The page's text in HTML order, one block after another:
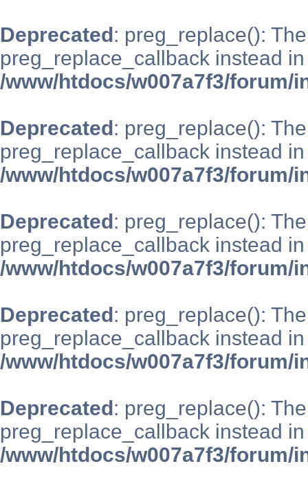
Deprecated: preg_replace():
preg_replace_callback instead in
/www/htdocs/w007a7f3/forum/
Deprecated: preg_replace():
preg_replace_callback instead in
/www/htdocs/w007a7f3/forum/
Deprecated: preg_replace():
preg_replace_callback instead in
/www/htdocs/w007a7f3/forum/
Deprecated: preg_replace():
preg_replace_callback instead in
/www/htdocs/w007a7f3/forum/
Deprecated: preg_replace():
preg_replace_callback instead in
/www/htdocs/w007a7f3/forum/